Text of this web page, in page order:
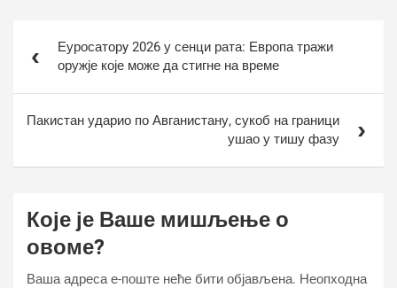
чланкаЕуросаторy 2026 у сенци рата: Европа тражи
оружје које може да стигне на време
Пакистан ударио по Авганистану, сукоб на граници
ушао у тишу фазу
Које је Ваше мишљење о
овоме?
Ваша адреса е-поште неће бити објављена. Неопходна